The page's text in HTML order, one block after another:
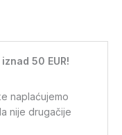
50 EUR!
naplaćujemo
nije drugačije